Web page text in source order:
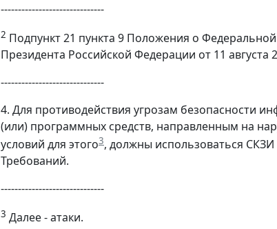
------------------------------
2 Подпункт 21 пункта 9 Положения о
Президента Российской Федерации от 11 августа
------------------------------
4. Для противодействия угрозам безопасности
(или) программных средств, направленным на
условий для этого3, должны использоваться СКЗИ
Требований.
------------------------------
3 Далее - атаки.